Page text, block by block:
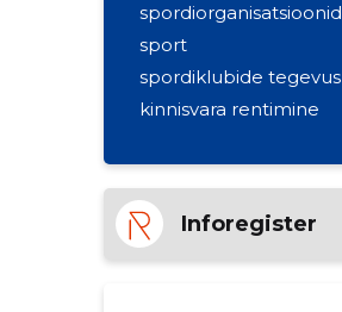
spordiorganisatsioonid
sport
spordiklubide tegevus
kinnisvara rentimine
Inforegister